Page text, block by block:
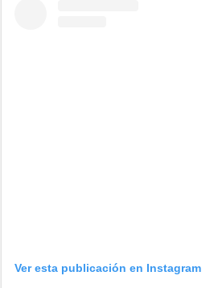
Ver esta publicación en Instagram